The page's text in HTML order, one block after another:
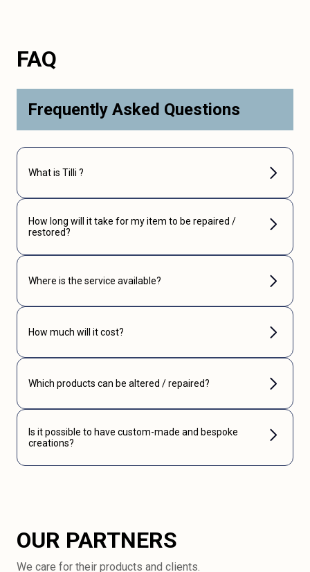
FAQ
Frequently Asked Questions
What is Tilli ?
How long will it take for my item to be repaired /
restored?
Where is the service available?
How much will it cost?
Which products can be altered / repaired?
Is it possible to have custom-made and bespoke
creations?
OUR PARTNERS
We care for their products and clients.